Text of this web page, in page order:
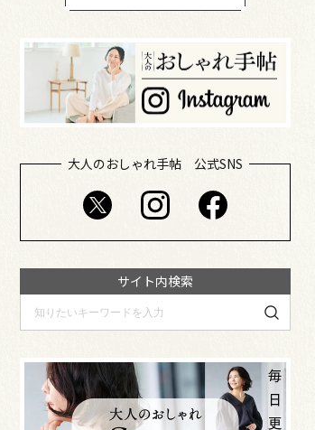
大人のおしゃれ手帖 公式SNS
サイト内検索